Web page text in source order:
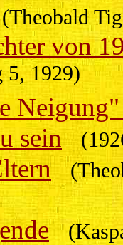
(Theobald
von
5, 1929)
sein